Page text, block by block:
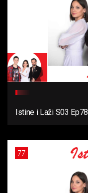
Istine i Laži S03 Ep78
77